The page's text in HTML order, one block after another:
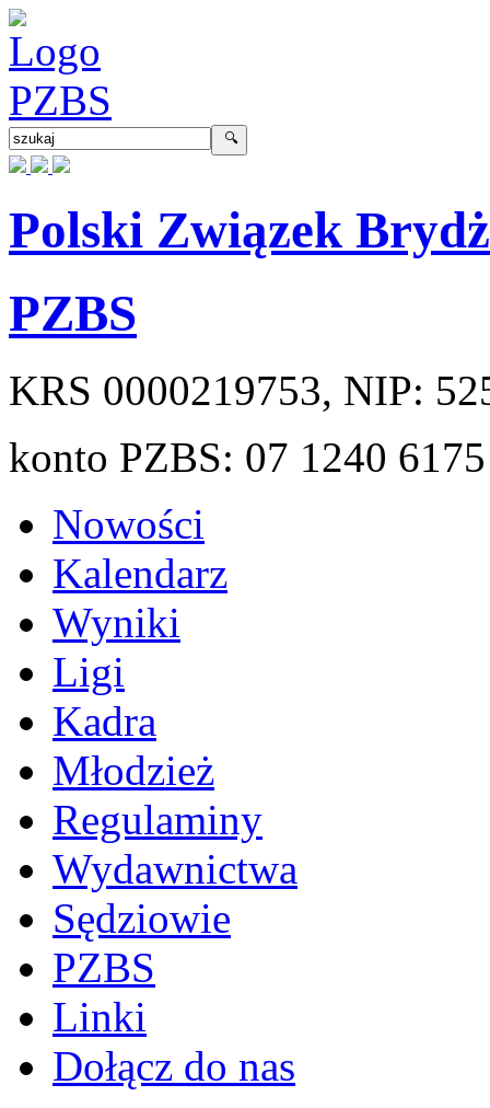
Polski Związek
PZBS
KRS 0000219753, NIP:
konto PZBS: 07 1240
Nowości
Kalendarz
Wyniki
Ligi
Kadra
Młodzież
Regulaminy
Wydawnictwa
Sędziowie
PZBS
Linki
Dołącz do nas